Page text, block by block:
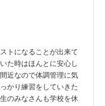
トになることが出来て
た時はほんとに安心し
近なので体調管理に気
かり練習をしていきた
のみなさんも学校を休